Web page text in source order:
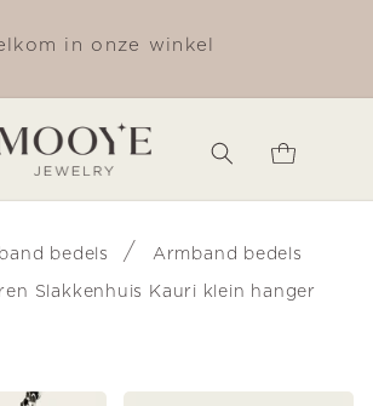
in onze winkel
Winkelwagen
bedels / Armband bedels
Slakkenhuis Kauri klein hanger